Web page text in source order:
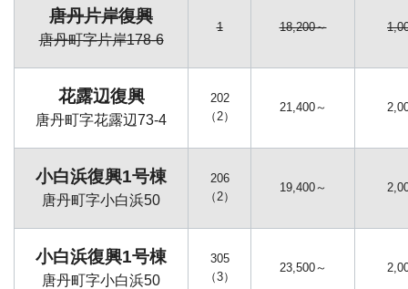
唐丹片岸復興
唐丹町字片岸178-6
1 18,200～
花露辺復興
唐丹町字花露辺73-4
202
（2）
21,400～
小白浜復興1号棟
唐丹町字小白浜50
206
（2）
19,400～
小白浜復興1号棟
唐丹町字小白浜50
305
（3）
23,500～